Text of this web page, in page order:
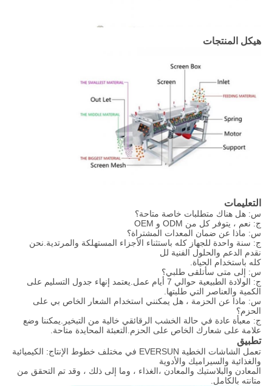
هيكل المنتجات
التعليمات
س: هل هناك متطلبات خاصة متاحة؟
ج: نعم ، يتوفر كل من ODM و OEM
س: ماذا عن ضمان المعدات المشتراة؟
ج: سنة واحدة للجهاز كله باستثناء الأجزاء المستهلكة والمرتدية.نحن
نقدم الدعم والحلول الفنية لل
كله باستخدام الحياة.
س: إلى متى سأتلقى طلبي؟
ج: الولادة الطبيعية حوالي 7 أيام عمل.يعتمد إنهاء جدول التسليم على
الكمية والعناصر التي طلبتها.
س: ماذا عن الحزمة ، هل يمكنني استخدام الشعار الخاص بي على
الحزم؟
ج: معبأة عادة في حالة الخشب الرقائقي خالية من التبخير.يمكننا وضع
علامة على شعارك الخاص على الحزم.التعبئة المحايدة متاحة.
تطبيق
تعمل الشاشات الخطية EVERSUN في مختلف خطوط الإنتاج: الكيميائية
والغذائية والسيراميك والأدوية
المعادن والبلاستيك والمعادن ،الغذاء ، وما إلى ذلك ، وقد تم التحقق من
متانته بالكامل.